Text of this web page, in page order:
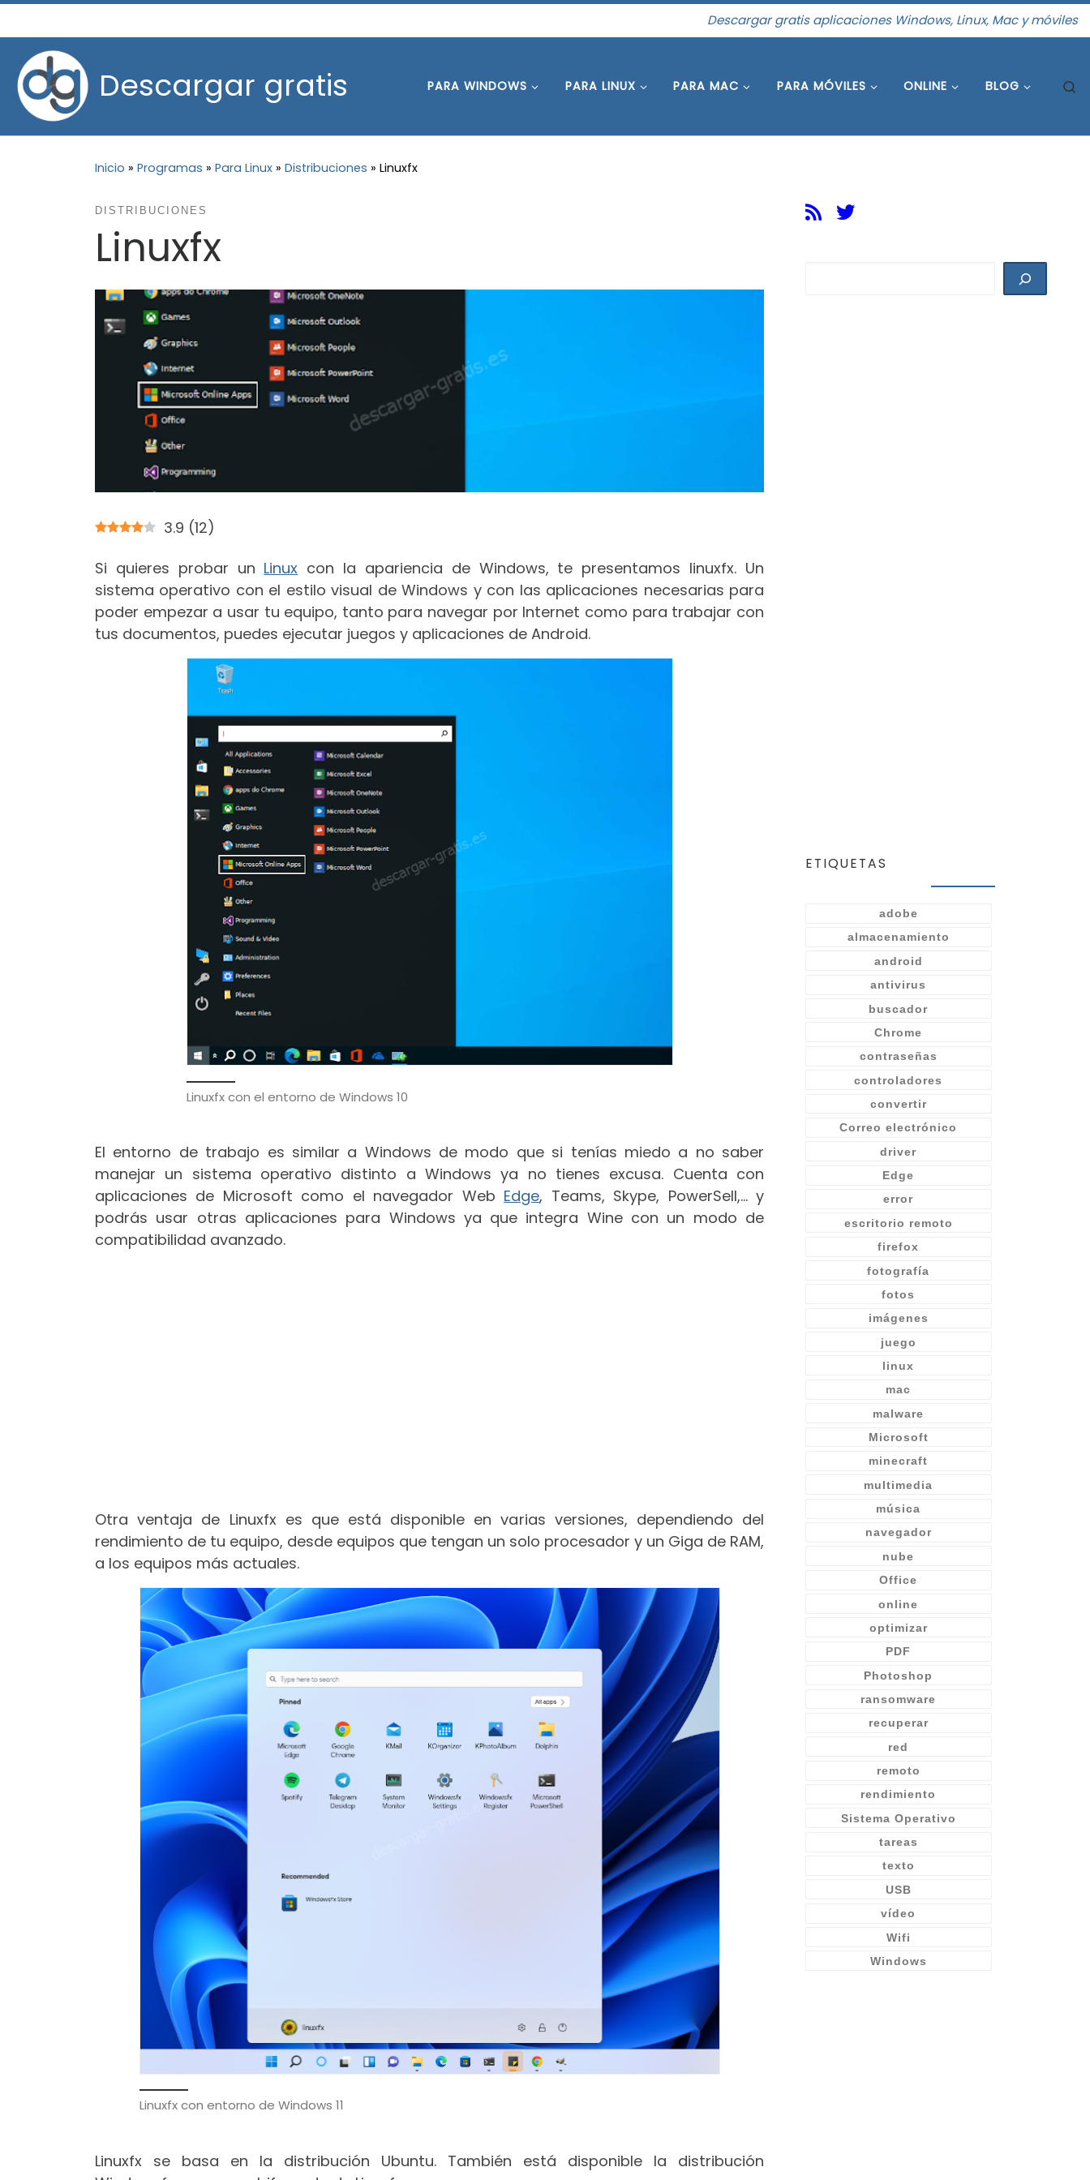
Descargar gratis aplicaciones Windows, Linux, Mac y móviles
Descargar gratis PARA WINDOWS PARA LINUX PARA MAC PARA MÓVILES ONLINE BLOG
Inicio » Programas » Para Linux » Distribuciones » Linuxfx
DISTRIBUCIONES
Linuxfx
3.9 (12)
Si quieres probar un Linux con la apariencia de Windows, te presentamos linuxfx. Un
sistema operativo con el estilo visual de Windows y con las aplicaciones necesarias para
poder empezar a usar tu equipo, tanto para navegar por Internet como para trabajar con
tus documentos, puedes ejecutar juegos y aplicaciones de Android.
Linuxfx con el entorno de Windows 10
El entorno de trabajo es similar a Windows de modo que si tenías miedo a no saber
manejar un sistema operativo distinto a Windows ya no tienes excusa. Cuenta con
aplicaciones de Microsoft como el navegador Web Edge, Teams, Skype, PowerSell,… y
podrás usar otras aplicaciones para Windows ya que integra Wine con un modo de
compatibilidad avanzado.
Otra ventaja de Linuxfx es que está disponible en varias versiones, dependiendo del
rendimiento de tu equipo, desde equipos que tengan un solo procesador y un Giga de RAM,
a los equipos más actuales.
Linuxfx con entorno de Windows 11
Linuxfx se basa en la distribución Ubuntu. También está disponible la distribución
ETIQUETAS
adobe
almacenamiento
android
antivirus
buscador
Chrome
contraseñas
controladores
convertir
Correo electrónico
driver
Edge
error
escritorio remoto
firefox
fotografía
fotos
imágenes
juego
linux
mac
malware
Microsoft
minecraft
multimedia
música
navegador
nube
Office
online
optimizar
PDF
Photoshop
ransomware
recuperar
red
remoto
rendimiento
Sistema Operativo
tareas
texto
USB
vídeo
Wifi
Windows